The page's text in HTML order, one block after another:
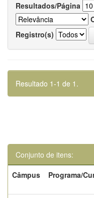
Resultados/Página
Registro(s)
Resultado 1-1 de 1.
Conjunto de itens:
Câmpus
Programa/